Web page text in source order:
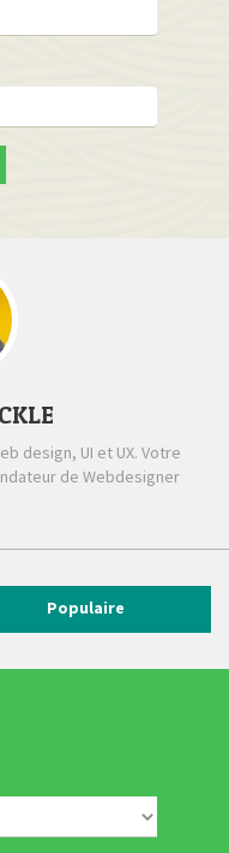
design, UI et UX. Votre
de Webdesigner
Populaire